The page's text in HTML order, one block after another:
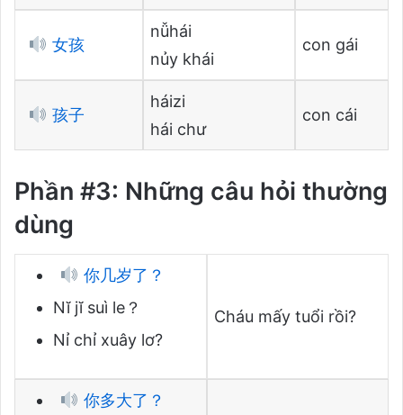
女孩
nǚhái
nủy khái
con gái
孩子
háizi
hái chư
con cái
Phần #3: Những câu hỏi thường
dùng
你几岁了？
Nĭ jĭ suì le？
Nỉ chỉ xuây lơ?
Cháu mấy tuổi rồi?
你多大了？